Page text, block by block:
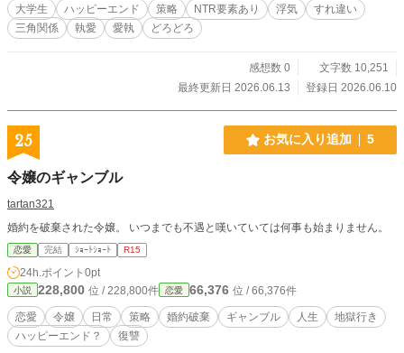
大学生 ハッピーエンド 策略 NTR要素あり 浮気
すれ違い
三角関係
執愛 愛執 どろどろ
感想数 0
文字数 10,251
最終更新日 2026.06.13
登録日 2026.06.10
25 お気に入り追加 5
令嬢のギャンブル
tartan321
婚約を破棄された令嬢。 いつまでも不遇と嘆いていては何事も始まりません。
恋愛 完結 ｼｮｰﾄｼｮｰﾄ R15
24h.ポイント 0pt
小説 228,800 位 / 228,800件 恋愛 66,376 位 / 66,376件
恋愛 令嬢 日常 策略 婚約破棄 ギャンブル 人生
地獄行き
ハッピーエンド？
復讐